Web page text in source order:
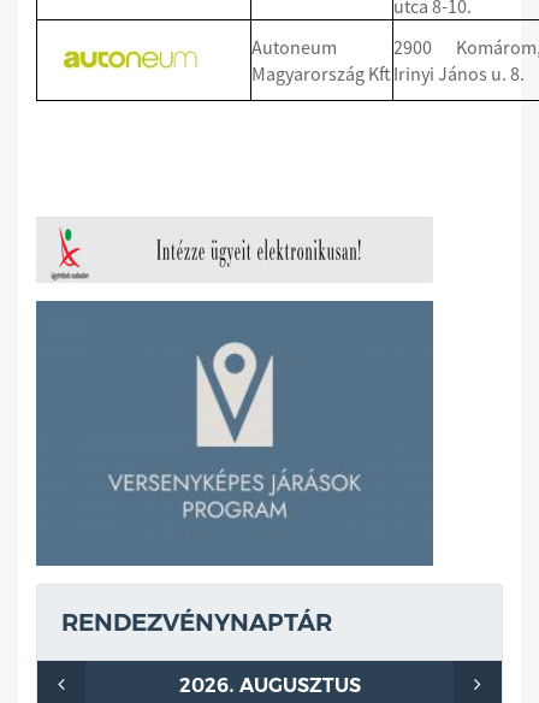
utca 8-10.
Autoneum
Magyarország Kft
2900
Irinyi János u. 8.
RENDEZVÉNYNAPTÁR
2026. AUGUSZTUS